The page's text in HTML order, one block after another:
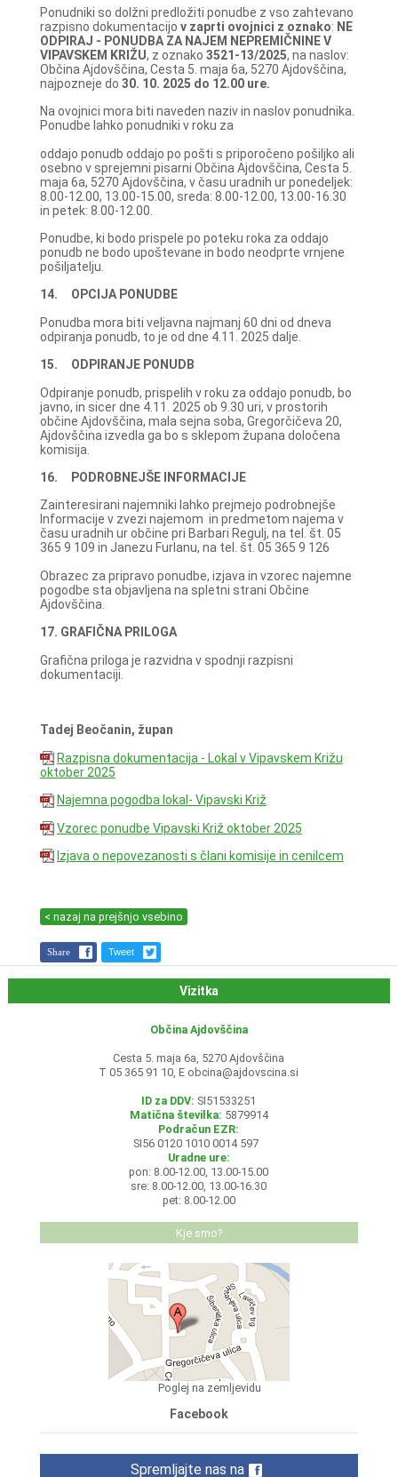
Ponudniki so dolžni predložiti ponudbe z vso zahtevano
razpisno dokumentacijo v zaprti ovojnici z oznako: NE
ODPIRAJ - PONUDBA ZA NAJEM NEPREMIČNINE V
VIPAVSKEM KRIŽU, z oznako 3521-13/2025, na naslov:
Občina Ajdovščina, Cesta 5. maja 6a, 5270 Ajdovščina,
najpozneje do 30. 10. 2025 do 12.00 ure.
Na ovojnici mora biti naveden naziv in naslov ponudnika.
Ponudbe lahko ponudniki v roku za
oddajo ponudb oddajo po pošti s priporočeno pošiljko ali
osebno v sprejemni pisarni Občina Ajdovščina, Cesta 5.
maja 6a, 5270 Ajdovščina, v času uradnih ur ponedeljek:
8.00-12.00, 13.00-15.00, sreda: 8.00-12.00, 13.00-16.30
in petek: 8.00-12.00.
Ponudbe, ki bodo prispele po poteku roka za oddajo
ponudb ne bodo upoštevane in bodo neodprte vrnjene
pošiljatelju.
14. OPCIJA PONUDBE
Ponudba mora biti veljavna najmanj 60 dni od dneva
odpiranja ponudb, to je od dne 4.11. 2025 dalje.
15. ODPIRANJE PONUDB
Odpiranje ponudb, prispelih v roku za oddajo ponudb, bo
javno, in sicer dne 4.11. 2025 ob 9.30 uri, v prostorih
občine Ajdovščina, mala sejna soba, Gregorčičeva 20,
Ajdovščina izvedla ga bo s sklepom župana določena
komisija.
16. PODROBNEJŠE INFORMACIJE
Zainteresirani najemniki lahko prejmejo podrobnejše
Informacije v zvezi najemom in predmetom najema v
času uradnih ur občine pri Barbari Regulj, na tel. št. 05
365 9 109 in Janezu Furlanu, na tel. št. 05 365 9 126
Obrazec za pripravo ponudbe, izjava in vzorec najemne
pogodbe sta objavljena na spletni strani Občine
Ajdovščina.
17. GRAFIČNA PRILOGA
Grafična priloga je razvidna v spodnji razpisni
dokumentaciji.
Tadej Beočanin, župan
Razpisna dokumentacija - Lokal v Vipavskem Križu
oktober 2025
Najemna pogodba lokal- Vipavski Križ
Vzorec ponudbe Vipavski Križ oktober 2025
Izjava o nepovezanosti s člani komisije in cenilcem
< nazaj na prejšnjo vsebino
Share Tweet
Vizitka
Občina Ajdovščina
Cesta 5. maja 6a, 5270 Ajdovščina
T 05 365 91 10, E obcina@ajdovscina.si
ID za DDV: SI51533251
Matična številka: 5879914
Podračun EZR:
SI56 0120 1010 0014 597
Uradne ure:
pon: 8.00-12.00, 13.00-15.00
sre: 8.00-12.00, 13.00-16.30
pet: 8.00-12.00
Kje smo?
Poglej na zemljevidu
Facebook
Spremljajte nas na